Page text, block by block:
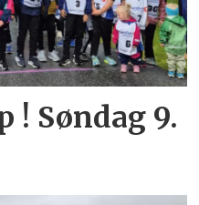
! Søndag 9.